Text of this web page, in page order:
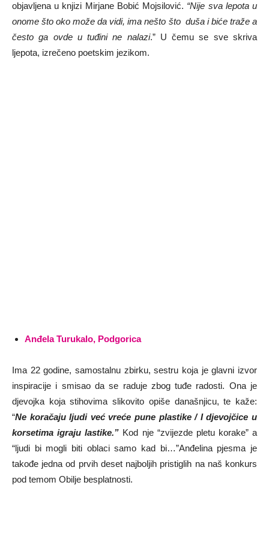
objavljena u knjizi Mirjane Bobić Mojsilović. “Nije sva lepota u
onome što oko može da vidi, ima nešto što duša i biće traže a
često ga ovde u tuđini ne nalazi.” U čemu se sve skriva
ljepota, izrečeno poetskim jezikom.
Anđela Turukalo, Podgorica
Ima 22 godine, samostalnu zbirku, sestru koja je glavni izvor
inspiracije i smisao da se raduje zbog tuđe radosti. Ona je
djevojka koja stihovima slikovito opiše današnjicu, te kaže:
“Ne koračaju ljudi već vreće pune plastike / I djevojčice u
korsetima igraju lastike.” Kod nje “zvijezde pletu korake” a
“ljudi bi mogli biti oblaci samo kad bi…”Anđelina pjesma je
takođe jedna od prvih deset najboljih pristiglih na naš konkurs
pod temom Obilje besplatnosti.